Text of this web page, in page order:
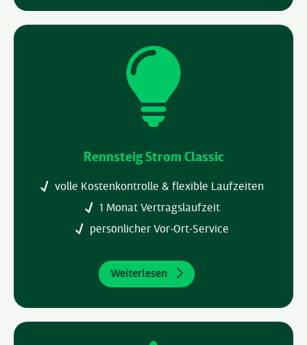
Rennsteig Strom Classic
volle Kostenkontrolle & flexible Laufzeiten
1 Monat Vertragslaufzeit
persönlicher Vor-Ort-Service
Weiterlesen